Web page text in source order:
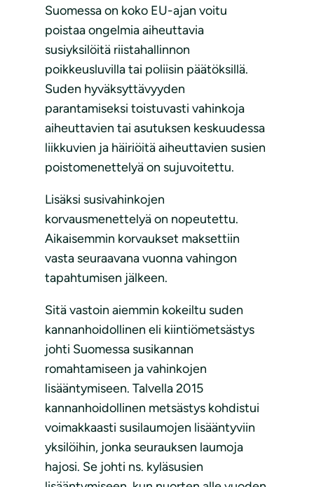
Suomessa on koko EU-ajan voitu
poistaa ongelmia aiheuttavia
susiyksilöitä riistahallinnon
poikkeusluvilla tai poliisin päätöksillä.
Suden hyväksyttävyyden
parantamiseksi toistuvasti vahinkoja
aiheuttavien tai asutuksen keskuudessa
liikkuvien ja häiriöitä aiheuttavien susien
poistomenettelyä on sujuvoitettu.
Lisäksi susivahinkojen
korvausmenettelyä on nopeutettu.
Aikaisemmin korvaukset maksettiin
vasta seuraavana vuonna vahingon
tapahtumisen jälkeen.
Sitä vastoin aiemmin kokeiltu suden
kannanhoidollinen eli kiintiömetsästys
johti Suomessa susikannan
romahtamiseen ja vahinkojen
lisääntymiseen. Talvella 2015
kannanhoidollinen metsästys kohdistui
voimakkaasti susilaumojen lisääntyviin
yksilöihin, jonka seurauksen laumoja
hajosi. Se johti ns. kyläsusien